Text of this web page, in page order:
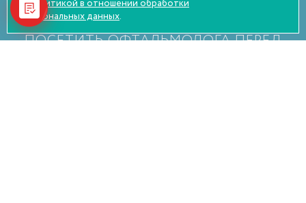
НАСТОЯТЕЛЬНО РЕКОМЕНДУЕМ
ПОСЕТИТЬ ОФТАЛЬМОЛОГА ПЕРЕД
иполитикой в отношении обработки
персональных данных.